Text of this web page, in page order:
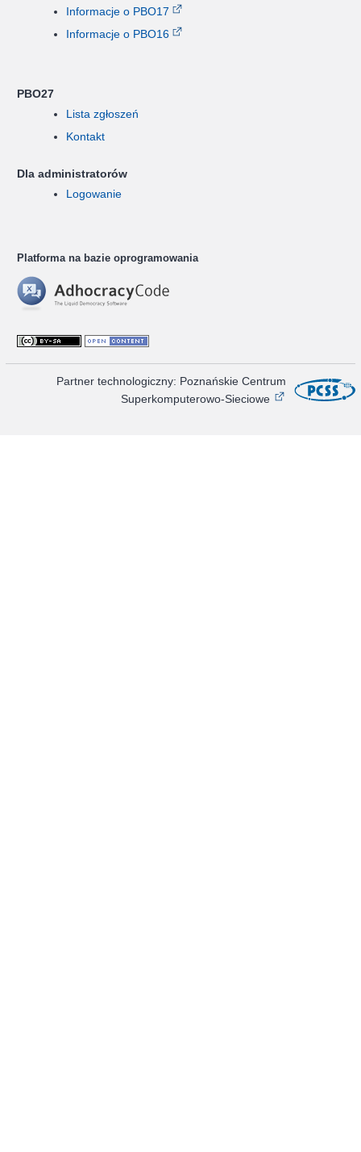
Informacje o PBO17
Informacje o PBO16
PBO27
Lista zgłoszeń
Kontakt
Dla administratorów
Logowanie
Platforma na bazie oprogramowania
Partner technologiczny: Poznańskie Centrum
Superkomputerowo-Sieciowe